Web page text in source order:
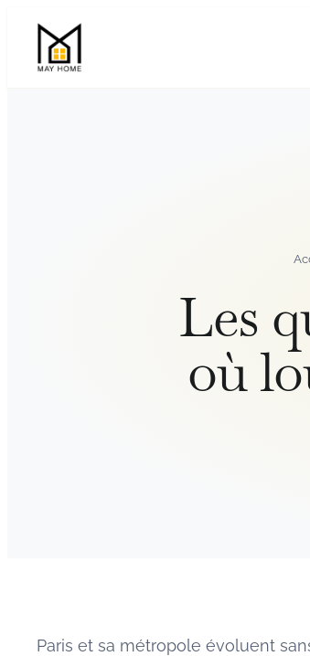
contenu
Les
où
Paris et sa métropole évoluent